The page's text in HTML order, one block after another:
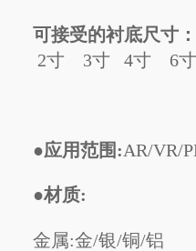
可接受的衬底尺寸：
2寸 3寸 4寸 6寸
●应用范围:AR/VR/
●材质:
金属:金/银/铜/铝